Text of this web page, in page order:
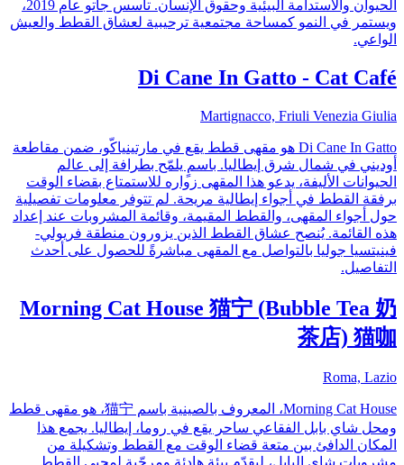
الحيوان والاستدامة البيئية وحقوق الإنسان. تأسس جاتو عام 2019،
ويستمر في النمو كمساحة مجتمعية ترحيبية لعشاق القطط والعيش
الواعي.
Di Cane In Gatto - Cat Café
Martignacco, Friuli Venezia Giulia
Di Cane In Gatto هو مقهى قطط يقع في مارتينياكّو، ضمن مقاطعة
أوديني في شمال شرق إيطاليا. باسمٍ يلمّح بطرافة إلى عالم
الحيوانات الأليفة، يدعو هذا المقهى زواره للاستمتاع بقضاء الوقت
برفقة القطط في أجواء إيطالية مريحة. لم تتوفر معلومات تفصيلية
حول أجواء المقهى، والقطط المقيمة، وقائمة المشروبات عند إعداد
هذه القائمة. يُنصح عشاق القطط الذين يزورون منطقة فريولي-
فينيتسيا جوليا بالتواصل مع المقهى مباشرةً للحصول على أحدث
التفاصيل.
Morning Cat House 猫宁 (Bubble Tea 奶
茶店) 猫咖
Roma, Lazio
Morning Cat House، المعروف بالصينية باسم 猫宁، هو مقهى قطط
ومحل شاي بابل الفقاعي ساحر يقع في روما، إيطاليا. يجمع هذا
المكان الدافئ بين متعة قضاء الوقت مع القطط وتشكيلة من
مشروبات شاي البابل، ليقدّم بيئة هادئة ومرحّبة لمحبي القطط